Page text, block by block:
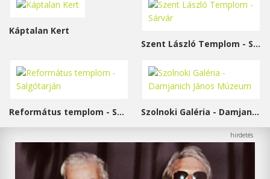
Káptalan Kert
Szent László Templom - Sárvár
Református templom - Salgótarján Szolnoki Galéria - Damjanich János Múzeum